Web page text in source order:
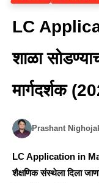
LC
शाळा
मार्गदर्शक
Prashant
LC Application in
शैक्षणिक संस्थेला दिला